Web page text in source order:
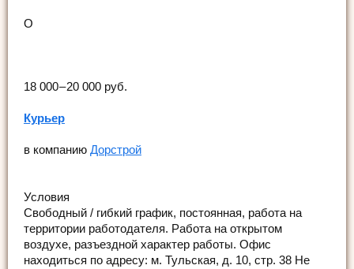
О
18 000 – 20 000 руб.
Курьер
в компанию Дорстрой
Условия
Свободный / гибкий график, постоянная, работа на
территории работодателя. Работа на открытом
воздухе, разъездной характер работы. Офис
находиться по адресу: м. Тульская, д. 10, стр. 38 Не